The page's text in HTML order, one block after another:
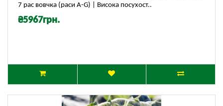
7 рас вовчка (раси A-G) | Висока посухост..
₴5967грн.